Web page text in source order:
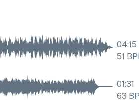
04:15
51
01:31
63